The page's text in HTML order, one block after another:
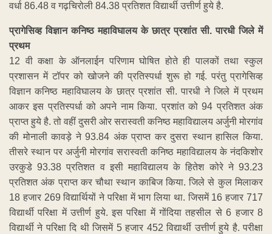
वर्धा 86.48 व गढ़चिरोली 84.38 प्रतिशत विद्यार्थी उत्तीर्ण हुये है.
प्रागेसिव्ह विज्ञान कनिष्ठ महाविघालय के छात्र प्रशांत सी. पारधी जिले में
प्रथम
12 वी कक्षा के ऑनलाईन परिणाम घोषित होते ही पालकों तथा स्कुल
प्रशासन में टॉपर को खोजने की प्रतिस्पर्धा शुरू हो गई. परंतु प्रागेसिव्ह
विज्ञान कनिष्ठ महाविघालय के छात्र प्रशांत सी. पारधी ने जिले में प्रथम
आकर इस प्रतिस्पर्धा को अपने नाम किया. प्रशांत को 94 प्रतिशत अंक
प्राप्त हुये है. तो वहीं दुसरी ओर सरास्वती कनिष्ठ महाविद्यालय अर्जुनी मोरगांव
की मोनाली कावड़े ने 93.84 अंक प्राप्त कर दुसरा स्थान हासिल किया.
तीसरे स्थान पर अर्जुनी मोरगांव सरास्वती कनिष्ठ महाविद्यालय के नंदकिशोर
उरकुडे 93.38 प्रतिशत व इसी महाविद्यालय के हितेश कोरे ने 93.23
प्रतिशत अंक प्राप्त कर चौथा स्थान काबिज किया. जिले से कुल मिलाकर
18 हजार 269 विद्यार्थियों ने परिक्षा में भाग लिया था. जिसमें 16 हजार 717
विद्यार्थी परिक्षा में उत्तीर्ण हुये. इस परिक्षा में गोंदिया तहसील से 6 हजार 8
विद्यार्थी ने परिक्षा दि थी जिसमें 5 हजार 452 विद्यार्थी उत्तीर्ण हुये है. परीक्षा